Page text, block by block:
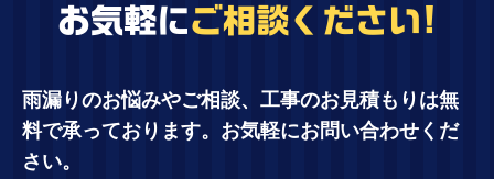
お気軽にご相談ください!
雨漏りのお悩みやご相談、工事のお見積もりは無
料で承っております。お気軽にお問い合わせくだ
さい。